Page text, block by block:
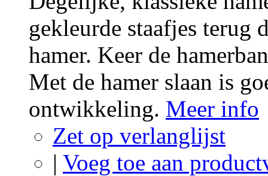
gekleurde staafjes terug
hamer. Keer de
Met de hamer slaan is
ontwikkeling. Meer info
Zet op verlanglijst
| Voeg toe aan